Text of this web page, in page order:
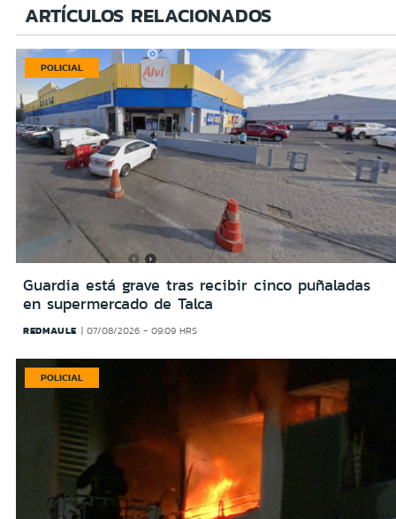
ARTÍCULOS RELACIONADOS
POLICIAL
Guardia está grave tras recibir cinco puñaladas
en supermercado de Talca
REDMAULE 07/08/2026 - 09:09 HRS
POLICIAL